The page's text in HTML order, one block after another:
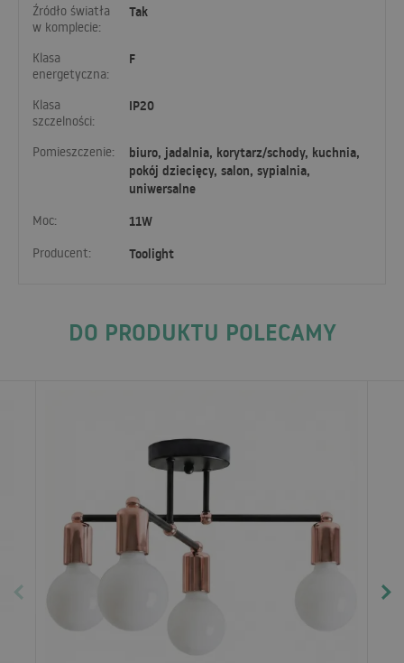
Źródło światła
w komplecie:
Tak
Klasa
energetyczna:
F
Klasa
szczelności:
IP20
Pomieszczenie:
biuro, jadalnia, korytarz/schody, kuchnia,
pokój dziecięcy, salon, sypialnia,
uniwersalne
Moc: 11W
Producent: Toolight
DO PRODUKTU POLECAMY